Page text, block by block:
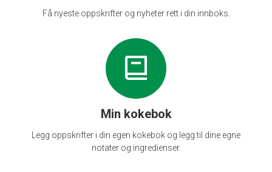
Få nyeste oppskrifter og nyheter rett i din innboks.
Min kokebok
Legg oppskrifter i din egen kokebok og legg til dine egne
notater og ingredienser.